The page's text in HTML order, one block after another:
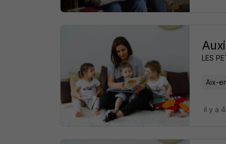
LES
Aix-
il y a